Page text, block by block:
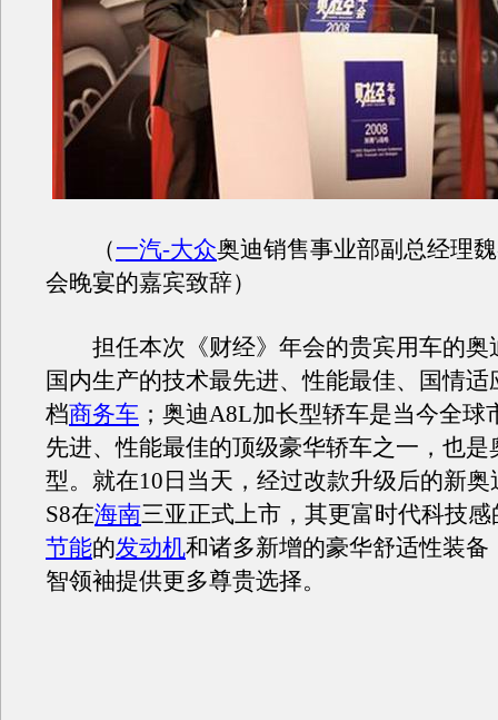
（一汽-大众奥迪销售事业部副总经理
会晚宴的嘉宾致辞）
担任本次《财经》年会的贵宾用车的奥
国内生产的技术最先进、性能最佳、国情适
档商务车 ；奥迪A8L加长型轿车是当今全球
先进、性能最佳的顶级豪华轿车之一，也是
型。就在10日当天，经过改款升级后的新
S8在海南三亚正式上市，其更富时代科技
节能的发动机和诸多新增的豪华舒适性装备
智领袖提供更多尊贵选择。